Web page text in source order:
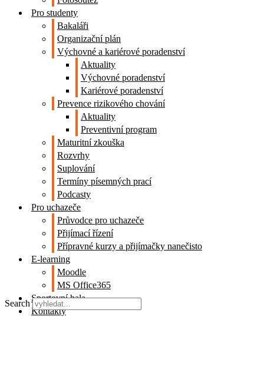
Pro studenty
Bakaláři
Organizační plán
Výchovné a kariérové poradenství
Aktuality
Výchovné poradenství
Kariérové poradenství
Prevence rizikového chování
Aktuality
Preventivní program
Maturitní zkouška
Rozvrhy
Suplování
Termíny písemných prací
Podcasty
Pro uchazeče
Průvodce pro uchazeče
Přijímací řízení
Přípravné kurzy a přijímačky nanečisto
E-learning
Moodle
MS Office365
Sportovní hala
Kontakty
Search